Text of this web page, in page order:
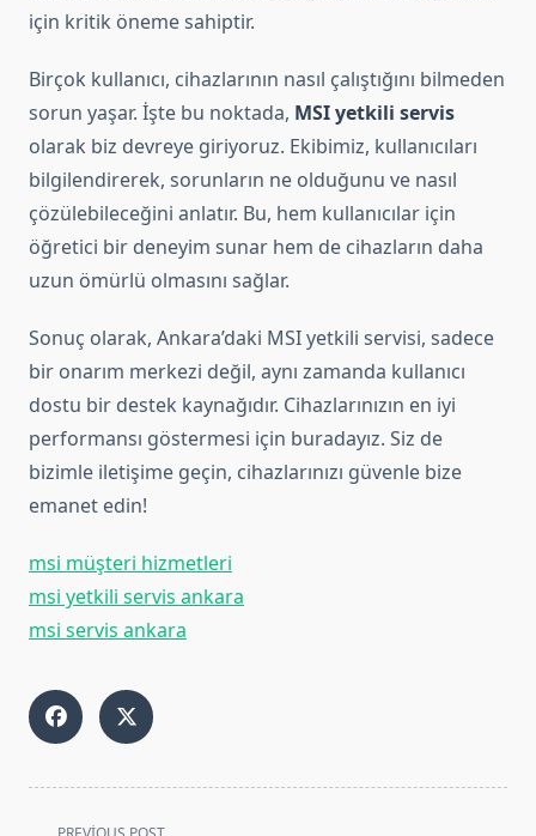
için kritik öneme sahiptir.
Birçok kullanıcı, cihazlarının nasıl çalıştığını bilmeden
sorun yaşar. İşte bu noktada, MSI yetkili servis
olarak biz devreye giriyoruz. Ekibimiz, kullanıcıları
bilgilendirerek, sorunların ne olduğunu ve nasıl
çözülebileceğini anlatır. Bu, hem kullanıcılar için
öğretici bir deneyim sunar hem de cihazların daha
uzun ömürlü olmasını sağlar.
Sonuç olarak, Ankara’daki MSI yetkili servisi, sadece
bir onarım merkezi değil, aynı zamanda kullanıcı
dostu bir destek kaynağıdır. Cihazlarınızın en iyi
performansı göstermesi için buradayız. Siz de
bizimle iletişime geçin, cihazlarınızı güvenle bize
emanet edin!
msi müşteri hizmetleri
msi yetkili servis ankara
msi servis ankara
<span